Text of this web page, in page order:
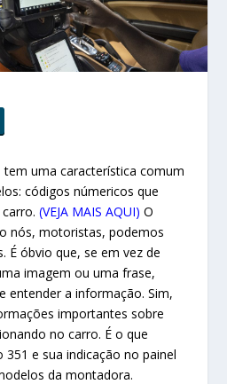
tem uma característica comum
códigos númericos que
carro.(VEJA MAIS AQUI) O
nós, motoristas, podemos
É óbvio que, se em vez de
imagem ou uma frase,
entender a informação. Sim,
importantes sobre
no carro. É o que
e sua indicação no painel
da montadora.